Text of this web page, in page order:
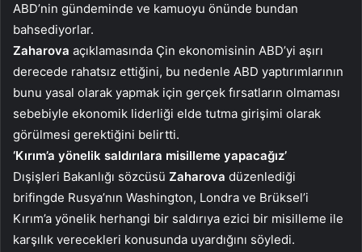
ABD’nin gündeminde ve kamuoyu önünde bundan
bahsediyorlar.
Zaharova açıklamasında Çin ekonomisinin ABD’yi aşırı
derecede rahatsız ettiğini, bu nedenle ABD yaptırımlarının
bunu yasal olarak yapmak için gerçek fırsatların olmaması
sebebiyle ekonomik liderliği elde tutma girişimi olarak
görülmesi gerektiğini belirtti.
‘Kırım’a yönelik saldırılara misilleme yapacağız’
Dışişleri Bakanlığı sözcüsü Zaharova düzenlediği
brifingde Rusya’nın Washington, Londra ve Brüksel’i
Kırım’a yönelik herhangi bir saldırıya ezici bir misilleme ile
karşılık verecekleri konusunda uyardığını söyledi.